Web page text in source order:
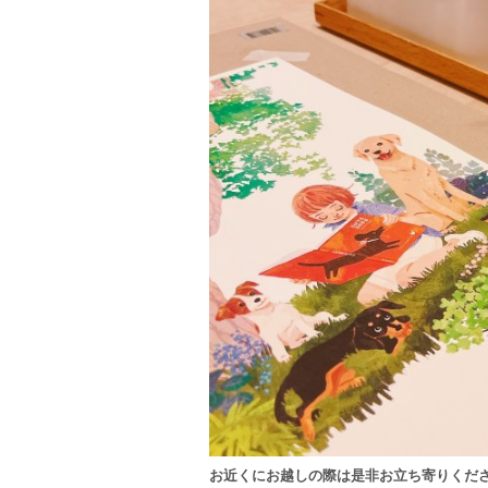
お近くにお越しの際は是非お立ち寄りくだ